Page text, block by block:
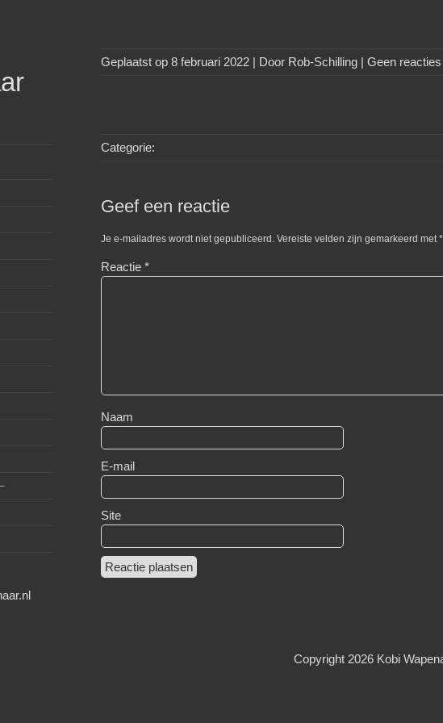
Geplaatst op 8 februari 2022 | Door Rob-Schilling | Geen reacties
Categorie:
Geef een reactie
Je e-mailadres wordt niet gepubliceerd. Vereiste velden zijn gemarkeerd met*
Reactie *
Naam
E-mail
Site
Copyright 2026 Kobi